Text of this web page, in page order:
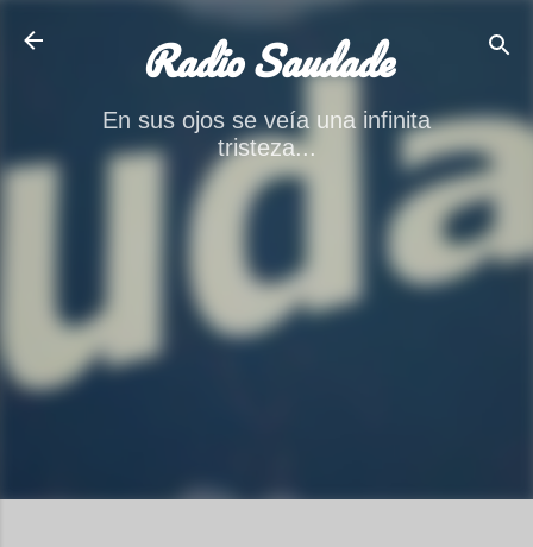
Radio Saudade
En sus ojos se veía una infinita
tristeza...